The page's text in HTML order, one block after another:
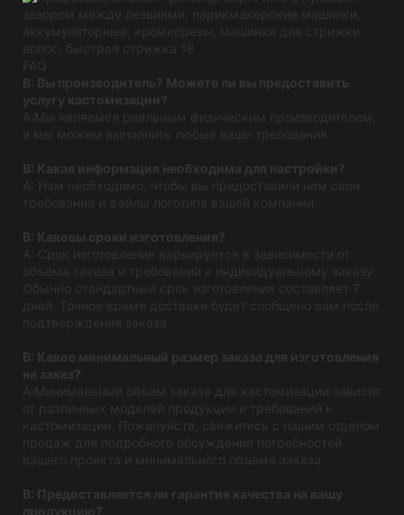
FAQ
В: Вы производитель? Можете ли вы предоставить
услугу кастомизации?
A:Мы являемся реальным физическим производителем,
и мы можем выполнить любые ваши требования.
В: Какая информация необходима для настройки?
A: Нам необходимо, чтобы вы предоставили нам свои
требования и файлы логотипа вашей компании.
В: Каковы сроки изготовления?
A: Срок изготовления варьируется в зависимости от
объема заказа и требований к индивидуальному заказу.
Обычно стандартный срок изготовления составляет 7
дней. Точное время доставки будет сообщено вам после
подтверждения заказа.
В: Каков минимальный размер заказа для изготовления
на заказ?
A:Минимальный объем заказа для кастомизации зависит
от различных моделей продукции и требований к
кастомизации. Пожалуйста, свяжитесь с нашим отделом
продаж для подробного обсуждения потребностей
вашего проекта и минимального объема заказа.
В: Предоставляется ли гарантия качества на вашу
продукцию?